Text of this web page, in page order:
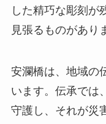
した精巧な彫刻が
見張るものがあり
安瀾橋は、地域の
います。伝承では
守護し、それが災